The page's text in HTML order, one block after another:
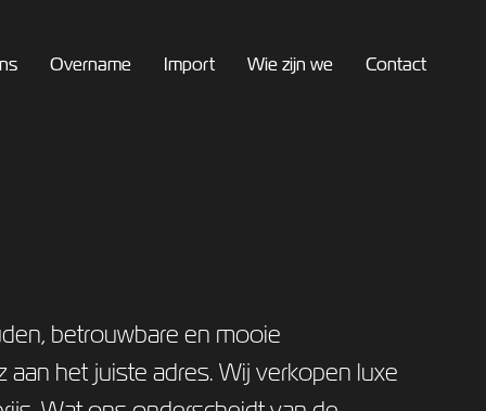
Overname Import Wie zijn we Contact
betrouwbare en mooie
het juiste adres. Wij verkopen luxe